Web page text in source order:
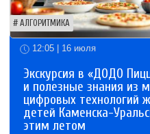
АЛГОРИТМИКА
12:05 | 16 июля
Экскурсия в «ДОДО
и полезные знания из
цифровых технологий
детей Каменска-
этим летом